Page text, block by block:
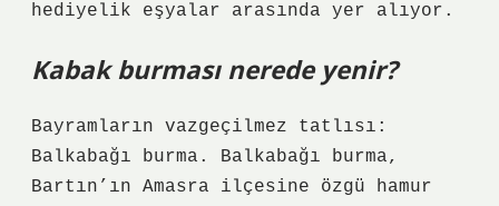
hediyelik eşyalar arasında yer alıyor.
Kabak burması nerede yenir?
Bayramların vazgeçilmez tatlısı:
Balkabağı burma. Balkabağı burma,
Bartın’ın Amasra ilçesine özgü hamur